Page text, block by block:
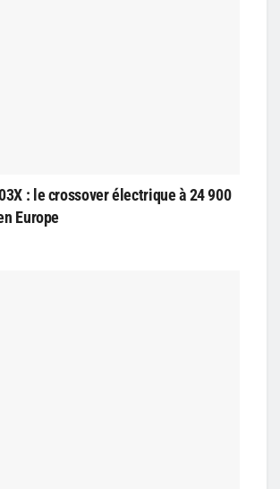
: le crossover électrique à 24 900
Europe